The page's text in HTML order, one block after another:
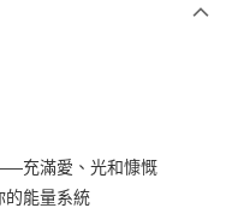
充滿愛、光和慷慨
的能量系統